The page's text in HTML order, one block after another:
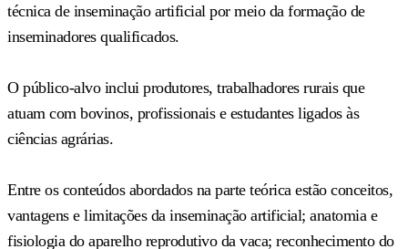
técnica de inseminação artificial por meio da formação de
inseminadores qualificados.
O público-alvo inclui produtores, trabalhadores rurais que
atuam com bovinos, profissionais e estudantes ligados às
ciências agrárias.
Entre os conteúdos abordados na parte teórica estão conceitos,
vantagens e limitações da inseminação artificial; anatomia e
fisiologia do aparelho reprodutivo da vaca; reconhecimento do